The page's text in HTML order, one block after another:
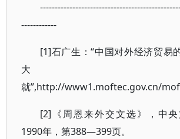
------------
[1]石广生：“中国对外经济贸易
大
就”,http://www1.moftec.gov.cn/
[2]《周恩来外交文选》，中央
1990年，第388—399页。